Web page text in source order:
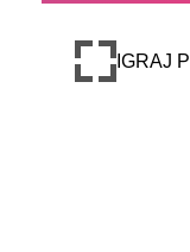
IGRAJ